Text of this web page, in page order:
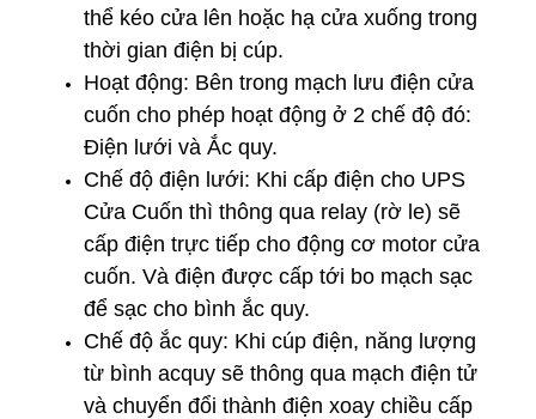
thể kéo cửa lên hoặc hạ cửa xuống trong
thời gian điện bị cúp.
Hoạt động: Bên trong mạch lưu điện cửa
cuốn cho phép hoạt động ở 2 chế độ đó:
Điện lưới và Ắc quy.
Chế độ điện lưới: Khi cấp điện cho UPS
Cửa Cuốn thì thông qua relay (rờ le) sẽ
cấp điện trực tiếp cho động cơ motor cửa
cuốn. Và điện được cấp tới bo mạch sạc
để sạc cho bình ắc quy.
Chế độ ắc quy: Khi cúp điện, năng lượng
từ bình acquy sẽ thông qua mạch điện tử
và chuyển đổi thành điện xoay chiều cấp